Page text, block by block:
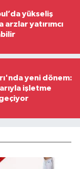
yükseliş
arzlar yatırımcı
yeni dönem:
işletme